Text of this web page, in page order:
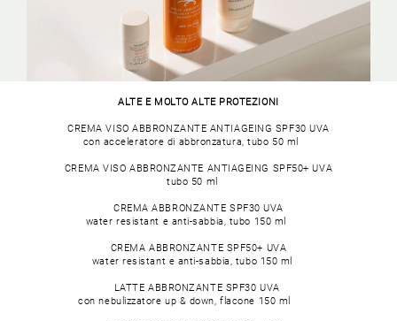
rigeneranti e anti rughe; stimola la proliferazione dei
fibroblasti e interviene nel processo di cicatrizzazione.
Protegge dai danni ossidativi causati dalle radiazioni
UV.
Murumuru Butter: burro ricco di acidi grassi insaturi
protezione, riparazione ed elasticità alla pelle.
Buriti Oil: pianta il cui olio ha proprietà antiossidanti e
rigeneranti perchè ricco di carotenoidi e di provitamina
: burro con proprietà rassodanti e
Olio di Jojoba: dai semi di Jojoba un olio ricco di esteri
Kommiphora Mukul: pianta la cui particolare resina
ALTE E MOLTO ALTE PROTEZIONI
CREMA VISO ABBRONZANTE ANTIAGEING SPF30 UVA
con acceleratore di abbronzatura, tubo 50 ml
CREMA VISO ABBRONZANTE ANTIAGEING SPF50+ UVA
tubo 50 ml
CREMA ABBRONZANTE SPF30 UVA
water resistant e anti-sabbia, tubo 150 ml
CREMA ABBRONZANTE SPF50+ UVA
water resistant e anti-sabbia, tubo 150 ml
LATTE ABBRONZANTE SPF30 UVA
con nebulizzatore up & down, flacone 150 ml